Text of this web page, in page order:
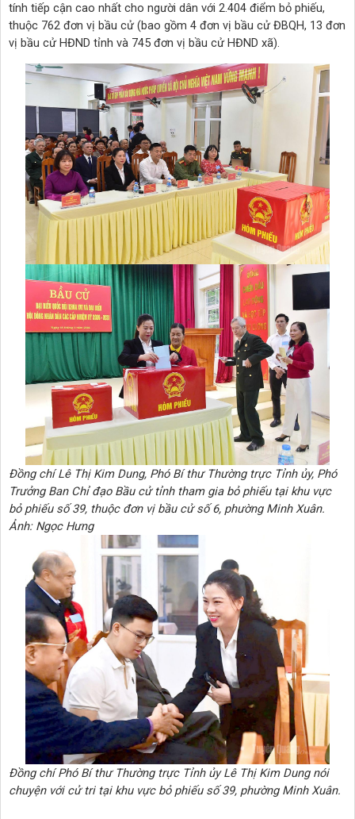
tính tiếp cận cao nhất cho người dân với 2.404 điểm bỏ phiếu,
thuộc 762 đơn vị bầu cử (bao gồm 4 đơn vị bầu cử ĐBQH, 13 đơn
vị bầu cử HĐND tỉnh và 745 đơn vị bầu cử HĐND xã).
Đồng chí Lê Thị Kim Dung, Phó Bí thư Thường trực Tỉnh ủy, Phó
Trưởng Ban Chỉ đạo Bầu cử tỉnh tham gia bỏ phiếu tại khu vực
bỏ phiếu số 39, thuộc đơn vị bầu cử số 6, phường Minh Xuân.
Ảnh: Ngọc Hưng
Đồng chí Phó Bí thư Thường trực Tỉnh ủy Lê Thị Kim Dung nói
chuyện với cử tri tại khu vực bỏ phiếu số 39, phường Minh Xuân.